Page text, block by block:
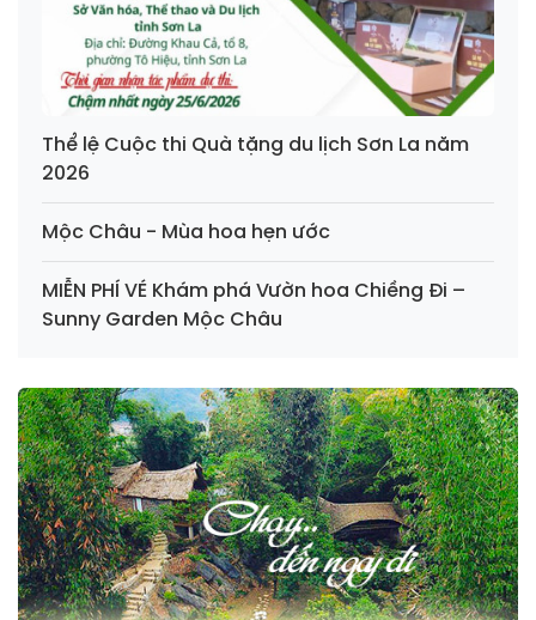
Thể lệ Cuộc thi Quà tặng du lịch Sơn La năm
2026
Mộc Châu - Mùa hoa hẹn ước
MIỄN PHÍ VÉ Khám phá Vườn hoa Chiềng Đi –
Sunny Garden Mộc Châu